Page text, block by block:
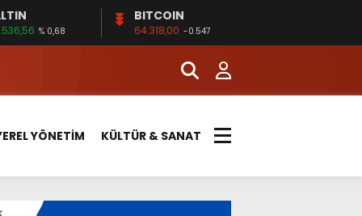
% 0,68
BITCOIN
64.318,00 -0.547
YÖNETİM KÜLTÜR & SANAT